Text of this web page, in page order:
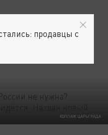
КОЛЛАЖ ЦАРЬГРАДА
продавцы с